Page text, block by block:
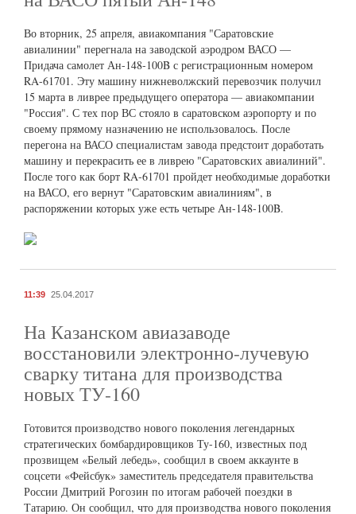
Во вторник, 25 апреля, авиакомпания "Саратовские
авиалинии" перегнала на заводской аэродром ВАСО —
Придача самолет Ан-148-100B с регистрационным номером
RA-61701. Эту машину нижневолжский перевозчик получил
15 марта в ливрее предыдущего оператора — авиакомпании
"Россия". С тех пор ВС стояло в саратовском аэропорту и по
своему прямому назначению не использовалось. После
перегона на ВАСО специалистам завода предстоит доработать
машину и перекрасить ее в ливрею "Саратовских авиалиний".
После того как борт RA-61701 пройдет необходимые доработки
на ВАСО, его вернут "Саратовским авиалиниям", в
распоряжении которых уже есть четыре Ан-148-100B.
11:39 25.04.2017
На Казанском авиазаводе
восстановили электронно-лучевую
сварку титана для производства
новых ТУ-160
Готовится производство нового поколения легендарных
стратегических бомбардировщиков Ту-160, известных под
прозвищем «Белый лебедь», сообщил в своем аккаунте в
соцсети «Фейсбук» заместитель председателя правительства
России Дмитрий Рогозин по итогам рабочей поездки в
Татарию. Он сообщил, что для производства нового поколения